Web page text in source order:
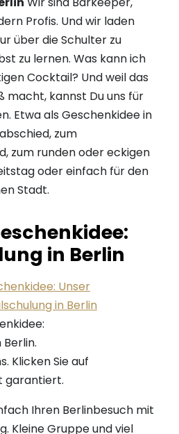
Profis. Und wir laden
über die Schulter zu
zu lernen. Was kann ich
Cocktail? Und weil das
macht, kannst Du uns für
Etwa als Geschenkidee in
zum
zum runden oder eckigen
oder einfach für den
Stadt.
in Berlin
Klicken Sie auf
garantiert.
Ihren Berlinbesuch mit
Kleine Gruppe und viel